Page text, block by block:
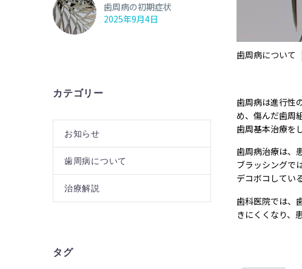
歯周病について
歯周病は進行性
め、傷んだ歯周
歯周基本治療を
歯周病治療は、
ブラッシングで
デコボコしてい
歯科医院では、
きにくくなり、
歯周病の初期症状
2025年9月4日
カテゴリー
お知らせ
歯周病について
治療解説
タグ